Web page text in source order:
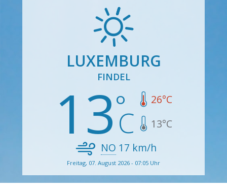
LUXEMBURG
FINDEL
13 26°C
13°C
NO 17 km/h
Freitag, 07. August 2026 - 07:05 Uhr